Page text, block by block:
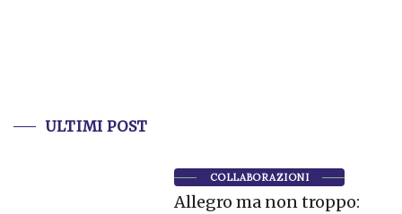
ULTIMI POST
COLLABORAZIONI
Allegro ma non troppo: